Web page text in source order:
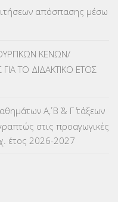
(319)
απόσπασης μέσω
ΚΕΝΩΝ/
ΤΟ ΔΙΔΑΚΤΙΚΟ ΕΤΟΣ
Α΄, Β΄ & Γ΄ τάξεων
στις προαγωγικές
έτος 2026-2027